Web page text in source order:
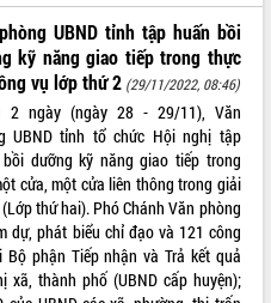
UBND tỉnh tập huấn bồi
kỹ năng giao tiếp trong thực
vụ lớp thứ 2 (29/11/2022, 08:46)
2 ngày (ngày 28 - 29/11), Văn
UBND tỉnh tổ chức Hội nghị tập
dưỡng kỹ năng giao tiếp trong
cửa, một cửa liên thông trong giải
thứ hai). Phó Chánh Văn phòng
dự, phát biểu chỉ đạo và 121 công
Bộ phận Tiếp nhận và Trả kết quả
xã, thành phố (UBND cấp huyện);